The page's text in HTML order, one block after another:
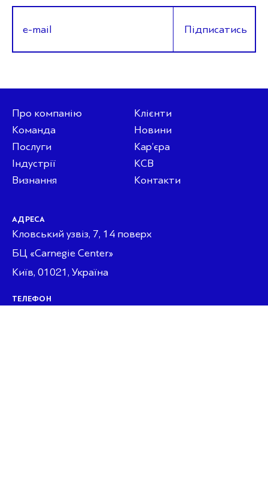
Підписатись
Про компанію
Команда
Послуги
Індустрії
Визнання
Клієнти
Новини
Кар’єра
КСВ
Контакти
АДРЕСА
Кловський узвіз, 7, 14 поверх
БЦ «Carnegie Center»
Київ, 01021, Україна
ТЕЛЕФОН